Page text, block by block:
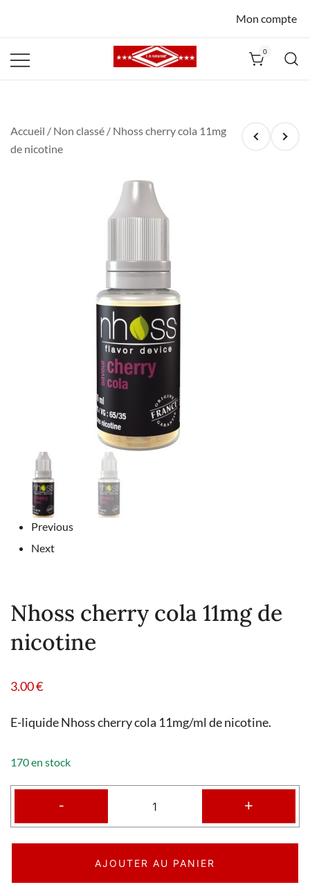
Mon compte
0
Accueil / Non classé / Nhoss cherry cola 11mg
de nicotine
Previous
Next
Nhoss cherry cola 11mg de
nicotine
3.00€
E-liquide Nhoss cherry cola 11mg/ml de nicotine.
170 en stock
- +
AJOUTER AU PANIER